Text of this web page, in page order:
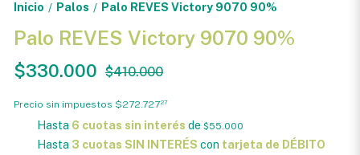
Inicio / Palos / Palo REVES Victory 9070 90%
Palo REVES Victory 9070 90%
$330.000 $410.000
Precio sin impuestos $272.72727
Hasta 6 cuotas sin interés de $55.000
Hasta 3 cuotas SIN INTERÉS con tarjeta de DÉBITO